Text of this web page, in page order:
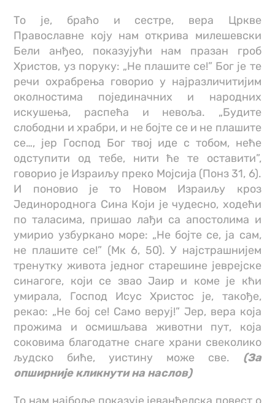
То је, браћо и сестре, вера Цркве
Православне коју нам открива милешевски
Бели анђео, показујући нам празан гроб
Христов, уз поруку: „Не плашите се!” Бог је те
речи охрабрења говорио у најразличитијим
околностима појединачних и народних
искушења, распећа и невоља. „Будите
слободни и храбри, и не бојте се и не плашите
се…, јер Господ Бог твој иде с тобом, неће
одступити од тебе, нити ће те оставити”,
говорио је Израиљу преко Мојсија (Понз 31, 6).
И поновио је то Новом Израиљу кроз
Јединороднога Сина Који је чудесно, ходећи
по таласима, пришао лађи са апостолима и
умирио узбуркано море: „Не бојте се, ја сам,
не плашите се!” (Мк 6, 50). У најстрашнијем
тренутку живота једног старешине јеврејске
синагоге, који се звао Јаир и коме је кћи
умирала, Господ Исус Христос је, такође,
рекао: „Не бој се! Само веруј!” Јер, вера која
прожима и осмишљава животни пут, која
соковима благодатне снаге храни свеколико
људско биће, уистину може све. (За
опширније кликнути на наслов)